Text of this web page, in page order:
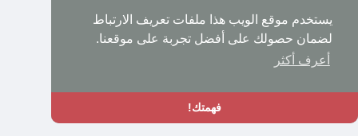
يستخدم موقع الويب هذا ملفات تعريف الارتباط
لضمان حصولك على أفضل تجربة على موقعنا.
أعرف أكثر
فهمتك!